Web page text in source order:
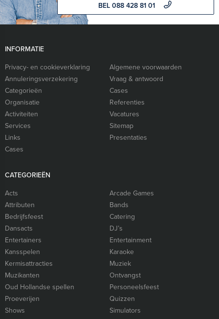
BEL 088 428 81 01
INFORMATIE
Privacy- en cookieverklaring
Algemene voorwaarden
Annuleringsverzekering
Vraag & antwoord
Categorieën
Cases
Organisatie
Referenties
Activiteiten
Vacatures
Services
Sitemap
Links
Presentaties
Cases
CATEGORIEËN
Acts
Arcade Games
Attributen
Bands
Bedrijfsfeest
Catering
Dansacts
DJ’s
Entertainers
Entertainment
Kansspelen
Karaoke
Kermisattracties
Muziek
Muzikanten
Ontvangst
Oud Hollandse spellen
Personeelsfeest
Proeverijen
Quizzen
Shows
Simulators